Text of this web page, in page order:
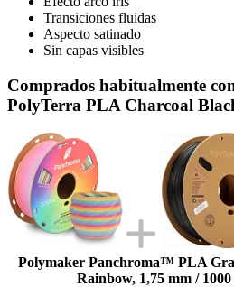
Transiciones fluidas
Aspecto satinado
Sin capas visibles
Comprados habitualmente
PolyTerra PLA Charcoal
Polymaker Panchroma™ PLA
Rainbow, 1,75 mm / 1000